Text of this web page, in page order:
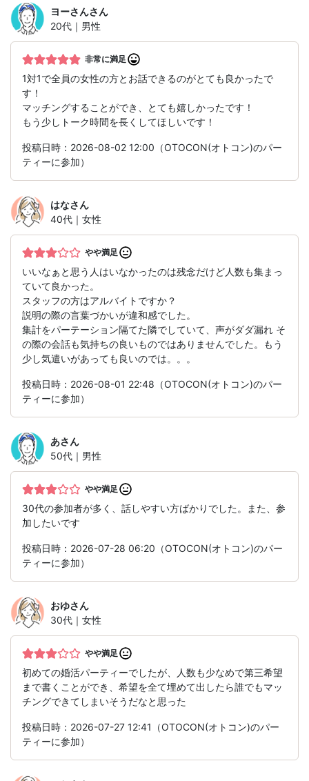
ヨーさんさん
20代｜男性
非常に満足
1対1で全員の女性の方とお話できるのがとても良かったで
す！
マッチングすることができ、とても嬉しかったです！
もう少しトーク時間を長くしてほしいです！
投稿日時：2026-08-02 12:00（OTOCON(オトコン)のパー
ティーに参加）
はなさん
40代｜女性
やや満足
いいなぁと思う人はいなかったのは残念だけど人数も集まっ
ていて良かった。
スタッフの方はアルバイトですか？
説明の際の言葉づかいが違和感でした。
集計をパーテーション隔てた隣でしていて、声がダダ漏れ そ
の際の会話も気持ちの良いものではありませんでした。もう
少し気遣いがあっても良いのでは。。。
投稿日時：2026-08-01 22:48（OTOCON(オトコン)のパー
ティーに参加）
あさん
50代｜男性
やや満足
30代の参加者が多く、話しやすい方ばかりでした。また、参
加したいです
投稿日時：2026-07-28 06:20（OTOCON(オトコン)のパー
ティーに参加）
おゆさん
30代｜女性
やや満足
初めての婚活パーティーでしたが、人数も少なめで第三希望
まで書くことができ、希望を全て埋めて出したら誰でもマッ
チングできてしまいそうだなと思った
投稿日時：2026-07-27 12:41（OTOCON(オトコン)のパー
ティーに参加）